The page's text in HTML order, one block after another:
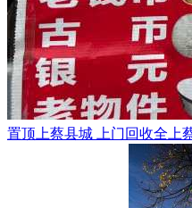
置顶 上蔡县城 上门回收全